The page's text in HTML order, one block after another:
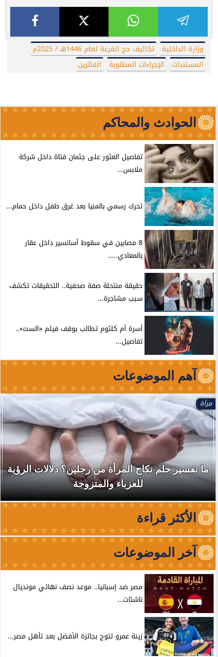
وزارة الداخلية
تكاليف حج القرعة لعام 1446هـ / 2025م
المستندات
الإجراءات المطلوبة الفائزين
الحوادث والمحاكم
تفاصيل العثور على جثمان فتاة داخل شركة
ملابس...
تحرك رسمي بالمنيا بعد غرق طفل داخل حمام...
8 مصابين في سقوط أسانسير داخل عقار
بالمعادي.....
حقيقة منتحلة صفة صحفية.. التحقيقات تكشف
سبب مشاجرة...
أسرة أم كلثوم تطالب بوقف فيلم «الست»..
تفاصيل...
آهم الموضوعات
مرأة
ما تفسير حلم نكاح المرأة من رجلين؟ دلالات الرؤية
للعزباء والمتزوجة
الأكثر قراءة
آخر الموضوعات
مصر ضد إسبانيا.. موعد نصف نهائي مونديال
ناشئات...
زينة عمرو تتوج بجائزة الأفضل بعد تأهل مصر...